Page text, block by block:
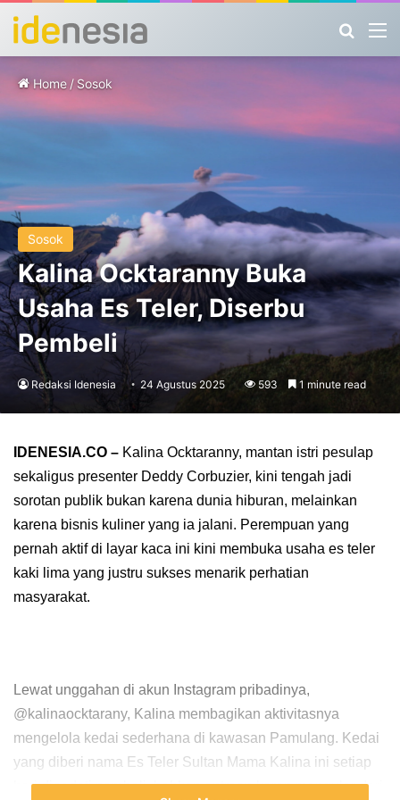
Home / Sosok
Sosok
Kalina Ocktaranny Buka
Usaha Es Teler, Diserbu
Pembeli
Redaksi Idenesia 24 Agustus 2025 593 1 minute read
IDENESIA.CO – Kalina Ocktaranny, mantan istri pesulap
sekaligus presenter Deddy Corbuzier, kini tengah jadi
sorotan publik bukan karena dunia hiburan, melainkan
karena bisnis kuliner yang ia jalani. Perempuan yang
pernah aktif di layar kaca ini kini membuka usaha es teler
kaki lima yang justru sukses menarik perhatian
masyarakat.
Lewat unggahan di akun Instagram pribadinya,
@kalinaocktarany, Kalina membagikan aktivitasnya
mengelola kedai sederhana di kawasan Pamulang. Kedai
yang diberi nama Es Teler Sultan Mama Kalina ini setiap
hari dipadati pembeli, bahkan antrean kerap mengular dari